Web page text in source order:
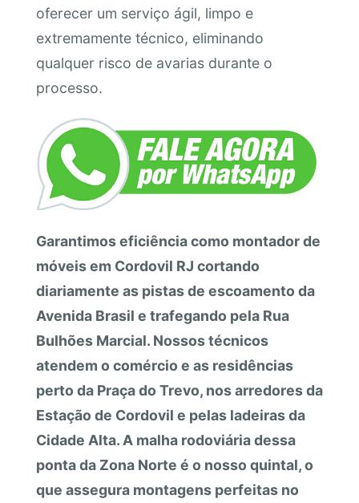
oferecer um serviço ágil, limpo e
extremamente técnico, eliminando
qualquer risco de avarias durante o
processo.
Garantimos eficiência como montador de
móveis em Cordovil RJ cortando
diariamente as pistas de escoamento da
Avenida Brasil e trafegando pela Rua
Bulhões Marcial. Nossos técnicos
atendem o comércio e as residências
perto da Praça do Trevo, nos arredores da
Estação de Cordovil e pelas ladeiras da
Cidade Alta. A malha rodoviária dessa
ponta da Zona Norte é o nosso quintal, o
que assegura montagens perfeitas no